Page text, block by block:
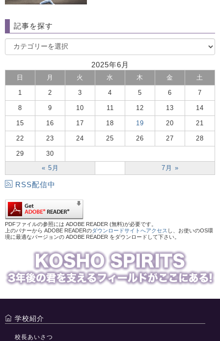
記事を探す
2025年6月
日 月 火 水 木 金 土
« 5月 7月 »
1 2 3 4 5 6 7
8 9 10 11 12 13 14
15 16 17 18 19 20 21
22 23 24 25 26 27 28
29 30
RSS配信中
PDFファイルの参照には ADOBE READER (無料)が必要です。
上のバナーから ADOBE READERのダウンロードサイトへアクセス し、お使いのOS環
境に最適なバージョンの ADOBE READER をダウンロードして下さい。
学校紹介
校長あいさつ